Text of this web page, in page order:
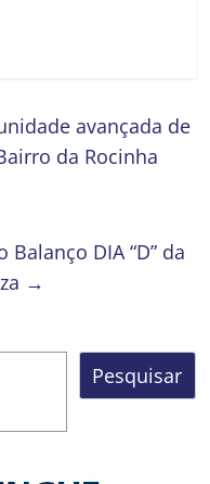
avançada de
da Rocinha
DIA “D” da
→
Pesquisar